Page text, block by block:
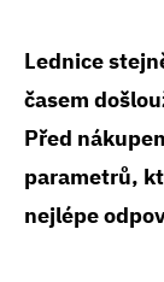
Lednice
časem
Před
parametrů,
nejlépe